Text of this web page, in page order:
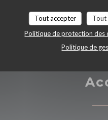
Tout accepter Tout
Politique de protection des
Politique de